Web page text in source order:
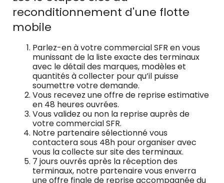
reconditionnement d'une flotte
mobile
Parlez-en à votre commercial SFR en vous
munissant de la liste exacte des terminaux
avec le détail des marques, modèles et
quantités à collecter pour qu’il puisse
soumettre votre demande.
Vous recevez une offre de reprise estimative
en 48 heures ouvrées.
Vous validez ou non la reprise auprès de
votre commercial SFR.
Notre partenaire sélectionné vous
contactera sous 48h pour organiser avec
vous la collecte sur site des terminaux.
7 jours ouvrés après la réception des
terminaux, notre partenaire vous enverra
une offre finale de reprise accompagnée du